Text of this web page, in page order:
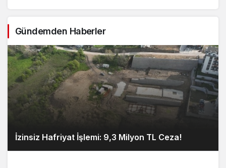
Gündemden Haberler
İzinsiz Hafriyat İşlemi: 9,3 Milyon TL Ceza!